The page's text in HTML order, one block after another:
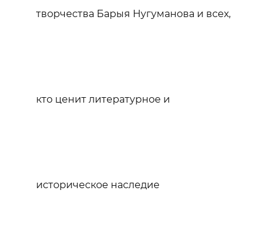
творчества Барыя Нугуманова и всех,
кто ценит литературное и
историческое наследие